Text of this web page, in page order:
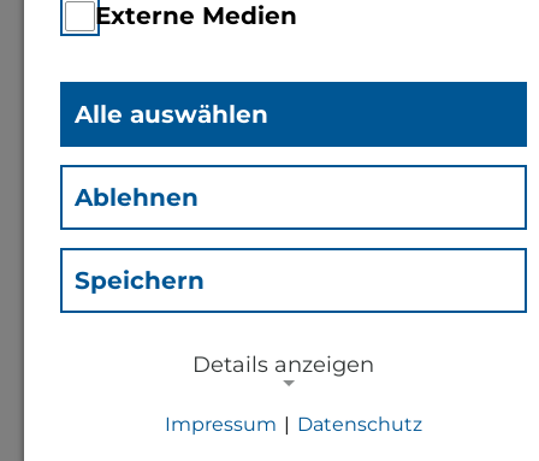
Prof. Dr.Klaus Erdle (Erd)
Professor für Bodenkunde,
Pflanzenernährung und
Ressourcenschutz
Kontakt
Externe Medien
Alle auswählen
Ablehnen
Speichern
Details anzeigen
Impressum | Datenschutz